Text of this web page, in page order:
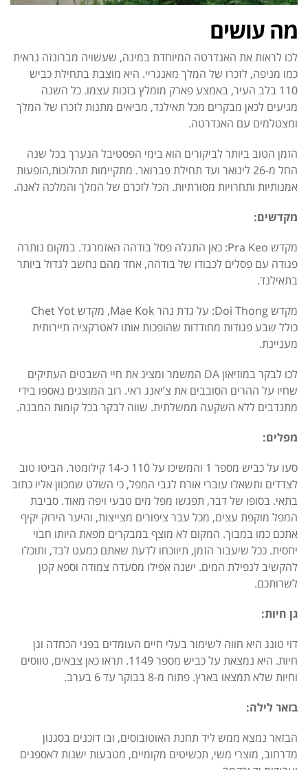
מה עושים
לכו לראות את האנדרטה המיוחדת במינה, שעשויה מברונזה נראית
כמו מניפה, לזכרו של המלך מאנגריי. היא מוצבת בתחילת כביש
110 בלב העיר, באמצע פארק מומלץ בזכות עצמו.
כל השנה
מגיעים לכאן מבקרים מכל תאילנד, מביאים מתנות לזכרו של המלך
ומצטלמים עם האנדרטה.
הזמן הטוב ביותר לביקורים הוא בימי הפסטיבל הנערך בכל שנה
החל מ-26 לינואר ועד תחילת פברואר. מתקיימות תהלוכות,הופעות
אמנותיות ותחרויות מסורתיות. הכל לזכרם של המלך והמלכה לאנה.
מקדשים:
מקדש Pra Keo: כאן התגלה פסל בודהה האזמרגד. במקום נותרה
פגודה עם פסלים לכבודו של בודהה, אחד מהם נחשב לגדול ביותר
בתאילנד.
מקדש Doi Thong: על גדת נהר Mae Kok, מקדש Chet Yot
כולל שבע פגודות מחודדות שהופכות אותו לאטרקציה תיירותית
מעניינת.
לכו לבקר במוזיאון DA המשמר ומציג את חיי השבטים העתיקים
שחיו על ההרים הסובבים את צ’יאנג ראי. רוב המוצגים נאספו בידי
מתנדבים ללא השקעה ממשלתית. שווה לבקר בכל קומות המבנה.
מפלים:
סעו על כביש מספר 1 והמשיכו על 110 כ-14 קילומטר. הביטו טוב
לצדדים ותשאלו עוברי אורח לגבי המפל, כי השלט שמכוון אליו כתוב
בתאי. בסופו של דבר, תפגשו מפל מים טבעי ויפה מאוד. סביבת
המפל מוקפת עצים, מכל עבר ציפורים מצייצות, והיער הירוק יקיף
אתכם כמו במבוך. המקום לא מוצף במבקרים מפאת היותו חבוי
יחסית. ככל שיעבור הזמן, תיווכחו לדעת שאתם כמעט לבד, ותוכלו
להקשיב לנפילת המים. ישנה אפילו מסעדה צמודה וספא קטן
לשרותכם.
גן חיות:
דוי טונג היא חווה לשימור בעלי חיים העומדים בפני הכחדה וגן
חיות. היא נמצאת על כביש מספר 1149. תראו כאן צבאים, טווסים
וחיות שלא תמצאו בארץ. פתוח מ-8 בבוקר עד 6 בערב.
בזאר לילה:
הבזאר נמצא ממש ליד תחנת האוטובוסים, ובו דוכנים בסגנון
מדרחוב, מוצרי משי, תכשיטים מקומיים, מטבעות ישנות לאספנים